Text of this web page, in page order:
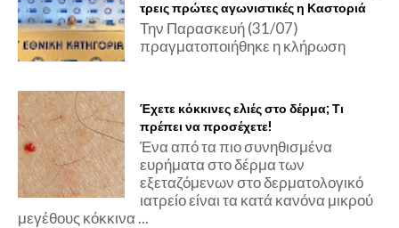
τρεις πρώτες αγωνιστικές η Καστοριά
Την Παρασκευή (31/07)
πραγματοποιήθηκε η κλήρωση
Έχετε κόκκινες ελιές στο δέρμα; Τι
πρέπει να προσέχετε!
Ένα από τα πιο συνηθισμένα
ευρήματα στο δέρμα των
εξεταζόμενων στο δερματολογικό
ιατρείο είναι τα κατά κανόνα μικρού
μεγέθους κόκκινα ...